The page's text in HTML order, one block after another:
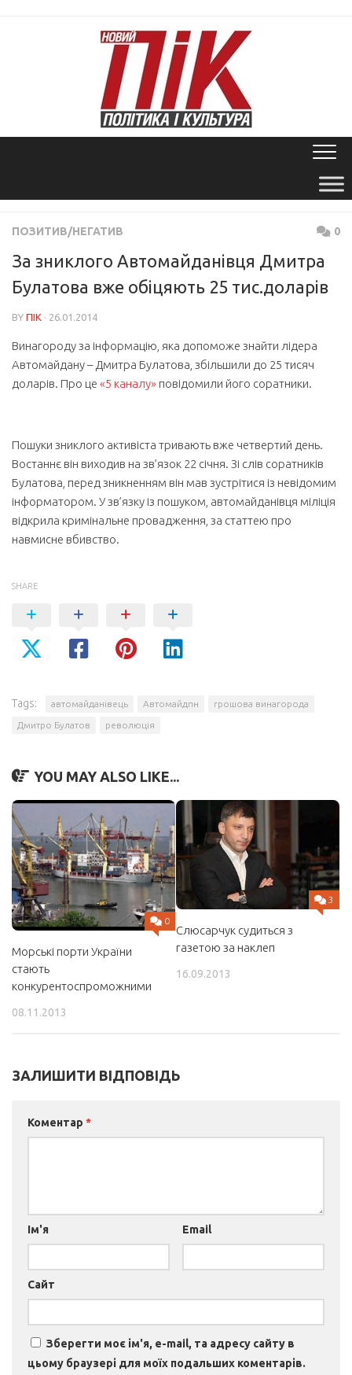
ПОЗИТИВ/НЕГАТИВ 0
За зниклого Автомайданівця Дмитра
Булатова вже обіцяють 25 тис.доларів
BY ПІК · 26.01.2014
Винагороду за інформацію, яка допоможе знайти лідера
Автомайдану – Дмитра Булатова, збільшили до 25 тисяч
доларів. Про це «5 каналу» повідомили його соратники.
Пошуки зниклого активіста тривають вже четвертий день.
Востаннє він виходив на зв’язок 22 січня. Зі слів соратників
Булатова, перед зникненням він мав зустрітися із невідомим
інформатором. У зв’язку із пошуком, автомайданівця міліція
відкрила кримінальне провадження, за статтею про
навмисне вбивство.
SHARE
Tags: автомайданівець Автомайдпн грошова винагорода
Дмитро Булатов революція
YOU MAY ALSO LIKE...
0
Морські порти України
стають
конкурентоспроможними
08.11.2013
3
Слюсарчук судиться з
газетою за наклеп
16.09.2013
ЗАЛИШИТИ ВІДПОВІДЬ
Коментар *
Ім'я Email
Сайт
Зберегти моє ім'я, e-mail, та адресу сайту в
цьому браузері для моїх подальших коментарів.